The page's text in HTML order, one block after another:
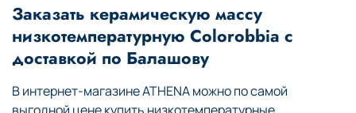
Заказать керамическую массу
низкотемпературную Colorobbia с
доставкой по Балашову
В интернет-магазине ATHENA можно по самой
выгодной цене купить низкотемпературные